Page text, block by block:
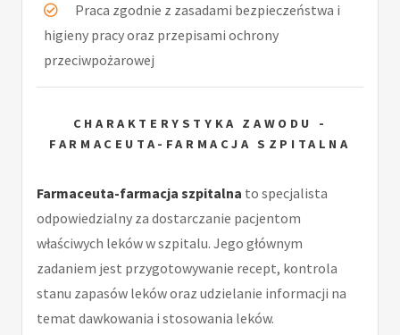
Praca zgodnie z zasadami bezpieczeństwa i
higieny pracy oraz przepisami ochrony
przeciwpożarowej
CHARAKTERYSTYKA ZAWODU -
FARMACEUTA-FARMACJA SZPITALNA
Farmaceuta-farmacja szpitalna to specjalista
odpowiedzialny za dostarczanie pacjentom
właściwych leków w szpitalu. Jego głównym
zadaniem jest przygotowywanie recept, kontrola
stanu zapasów leków oraz udzielanie informacji na
temat dawkowania i stosowania leków.